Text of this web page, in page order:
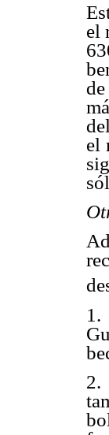
el
el
1.
2.